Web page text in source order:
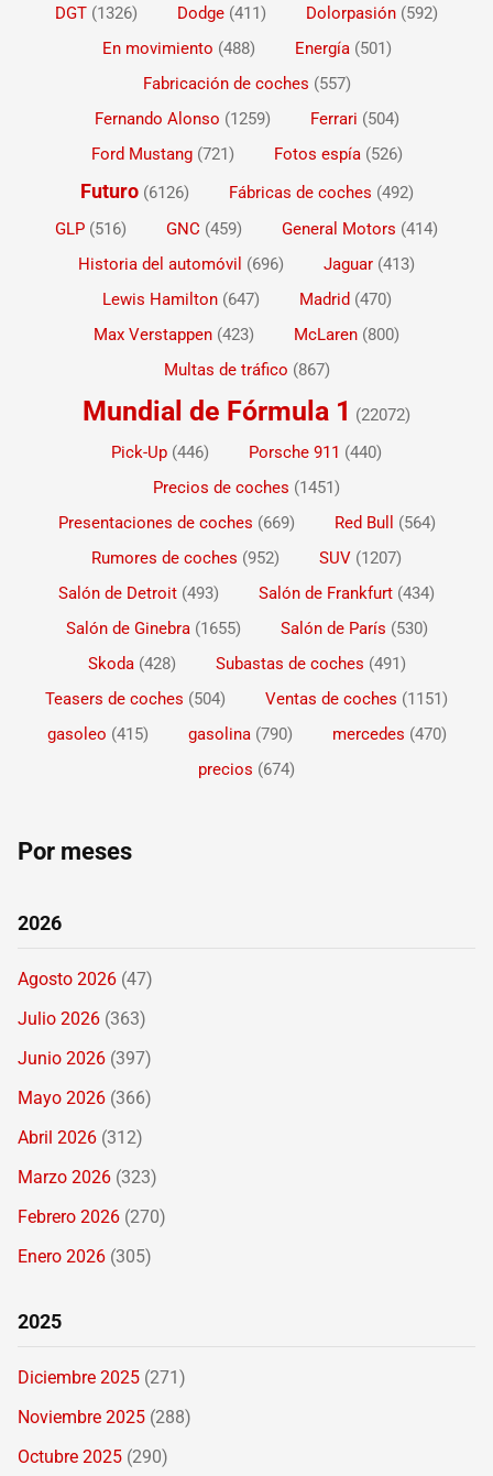
DGT (1326) Dodge (411) Dolorpasión (592)
En movimiento (488) Energía(501)
Fabricación de coches (557)
Fernando Alonso (1259) Ferrari (504)
Ford Mustang(721) Fotos espía(526)
Futuro(6126) Fábricas de coches (492)
GLP (516) GNC (459) General Motors (414)
Historia del automóvil (696) Jaguar (413)
Lewis Hamilton(647) Madrid (470)
Max Verstappen (423) McLaren (800)
Multas de tráfico (867)
Mundial de Fórmula 1 (22072)
Pick-Up (446) Porsche 911 (440)
Precios de coches (1451)
Presentaciones de coches (669) Red Bull
(564)
Rumores de coches (952) SUV (1207)
Salón de Detroit (493) Salón de Frankfurt (434)
Salón de Ginebra(1655) Salón de París (530)
Skoda(428) Subastas de coches (491)
Teasers de coches (504) Ventas de coches (1151)
gasoleo (415) gasolina(790) mercedes (470)
precios (674)
Por meses
2026
Agosto 2026 (47)
Julio 2026 (363)
Junio 2026 (397)
Mayo 2026 (366)
Abril 2026 (312)
Marzo 2026 (323)
Febrero 2026 (270)
Enero 2026 (305)
2025
Diciembre 2025 (271)
Noviembre 2025 (288)
Octubre 2025 (290)